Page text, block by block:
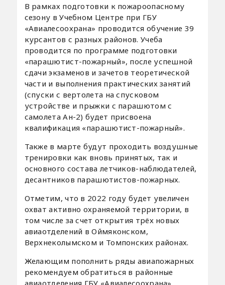
В рамках подготовки к пожароопасному
сезону в Учебном Центре при ГБУ
«Авиалесоохрана» проводится обучение 39
курсантов с разных районов. Учеба
проводится по программе подготовки
«парашютист-пожарный», после успешной
сдачи экзаменов и зачетов теоретической
части и выполнения практических занятий
(спуски с вертолета на спусковом
устройстве и прыжки с парашютом с
самолета Ан-2) будет присвоена
квалификация «парашютист-пожарный».
Также в марте будут проходить воздушные
тренировки как вновь принятых, так и
основного состава летчиков-наблюдателей,
десантников парашютистов-пожарных.
Отметим, что в 2022 году будет увеличен
охват активно охраняемой территории, в
том числе за счет открытия трёх новых
авиаотделений в Оймяконском,
Верхнеколымском и Томпонских районах.
Желающим пополнить ряды авиапожарных
рекомендуем обратиться в районные
авиаотделения ГБУ «Авиалесоохрана».